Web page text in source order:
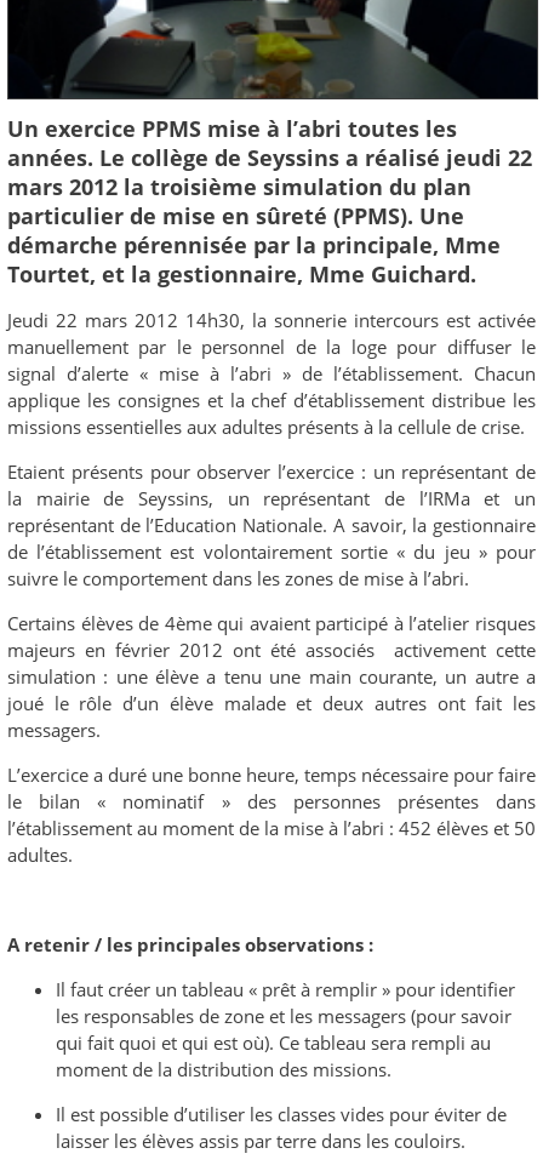
Un exercice PPMS mise à l’abri toutes les
années. Le collège de Seyssins a réalisé jeudi 22
mars 2012 la troisième simulation du plan
particulier de mise en sûreté (PPMS). Une
démarche pérennisée par la principale, Mme
Tourtet, et la gestionnaire, Mme Guichard.
Jeudi 22 mars 2012 14h30, la sonnerie intercours est activée
manuellement par le personnel de la loge pour diffuser le
signal d’alerte « mise à l’abri » de l’établissement. Chacun
applique les consignes et la chef d’établissement distribue les
missions essentielles aux adultes présents à la cellule de crise.
Etaient présents pour observer l’exercice : un représentant de
la mairie de Seyssins, un représentant de l’IRMa et un
représentant de l’Education Nationale. A savoir, la gestionnaire
de l’établissement est volontairement sortie « du jeu » pour
suivre le comportement dans les zones de mise à l’abri.
Certains élèves de 4ème qui avaient participé à l’atelier risques
majeurs en février 2012 ont été associés activement cette
simulation : une élève a tenu une main courante, un autre a
joué le rôle d’un élève malade et deux autres ont fait les
messagers.
L’exercice a duré une bonne heure, temps nécessaire pour faire
le bilan « nominatif » des personnes présentes dans
l’établissement au moment de la mise à l’abri : 452 élèves et 50
adultes.
A retenir / les principales observations :
Il faut créer un tableau « prêt à remplir » pour identifier
les responsables de zone et les messagers (pour savoir
qui fait quoi et qui est où). Ce tableau sera rempli au
moment de la distribution des missions.
Il est possible d’utiliser les classes vides pour éviter de
laisser les élèves assis par terre dans les couloirs.